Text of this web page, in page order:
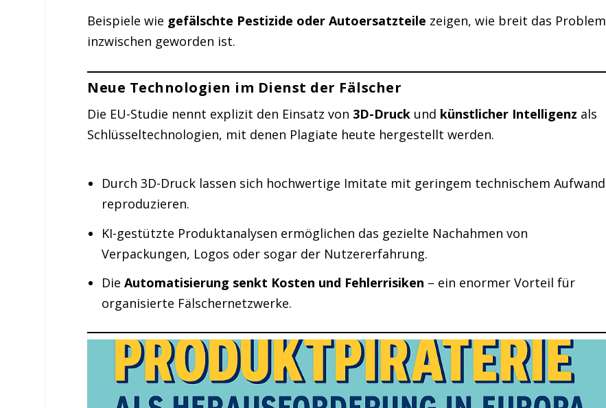
Beispiele wie gefälschte Pestizide oder Autoersatzteile zeigen, wie breit das Problem
inzwischen geworden ist.
Neue Technologien im Dienst der Fälscher
Die EU-Studie nennt explizit den Einsatz von 3D-Druck und künstlicher Intelligenz als
Schlüsseltechnologien, mit denen Plagiate heute hergestellt werden.
Durch 3D-Druck lassen sich hochwertige Imitate mit geringem technischem Aufwand
reproduzieren.
KI-gestützte Produktanalysen ermöglichen das gezielte Nachahmen von
Verpackungen, Logos oder sogar der Nutzererfahrung.
Die Automatisierung senkt Kosten und Fehlerrisiken – ein enormer Vorteil für
organisierte Fälschernetzwerke.